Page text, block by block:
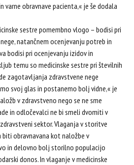
obravnave pacienta,« je še dodala
sestre pomembno vlogo – bodisi pri
natančnem ocenjevanju potreb in
bodisi pri ocenjevanju izidov in
temu so medicinske sestre pri številnih
zagotavljanja zdravstvene nege
svoj glas in postanemo bolj vidne,« je
v zdravstveno nego se ne sme
in odločevalci ne bi smeli dvomiti v
sektor. Vlaganja v storitve
obravnavana kot naložbe v
in delovno bolj storilno populacijo
donos. In vlaganje v medicinske